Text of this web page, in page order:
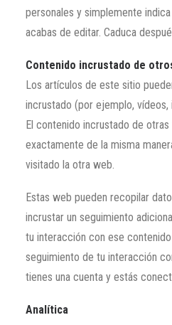
personales y simplemente
acabas de editar. Caduca
Contenido incrustado de
Los artículos de este sitio
incrustado (por ejemplo, vídeos,
El contenido incrustado de
exactamente de la misma
visitado la otra web.
Estas web pueden recopilar
incrustar un seguimiento
tu interacción con ese
seguimiento de tu interacción
tienes una cuenta y estás
Analítica